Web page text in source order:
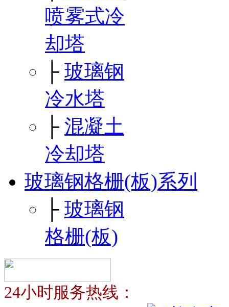
喷雾式冷
却塔
├ 玻璃钢
冷水塔
├ 混凝土
冷却塔
玻璃钢格栅(板)系列
├ 玻璃钢
格栅(板)
24小时服务热线：